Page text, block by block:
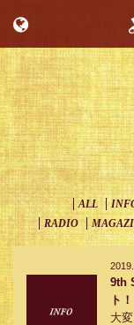
ALL
RADIO
9th
ト！
大